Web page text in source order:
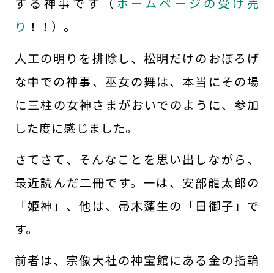
り ！！）。
人工の明りを排除し、松明だけのおぼろげ
な中での神事、巫女の舞は、本当にその場
に三柱の女神さまがおいでのように、参加
した度に感じました。
さてさて、そんなことを思い出しながら、
最近読んだ二冊です。一は、安部龍太郎の
「姫神」、他は、帚木蓬生の「日御子」で
す。
前者は、宗像大社の神宝館にある金の指輪